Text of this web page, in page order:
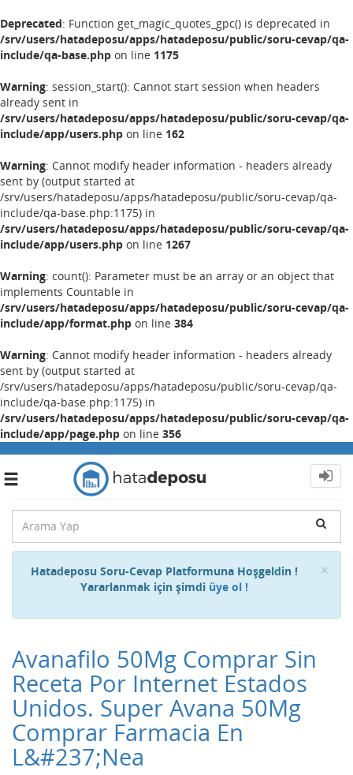
Deprecated: Function get_magic_quotes_gpc() is deprecated in
/srv/users/hatadeposu/apps/hatadeposu/public/soru-cevap/qa-
include/qa-base.php on line 1175
Warning: session_start(): Cannot start session when headers
already sent in
/srv/users/hatadeposu/apps/hatadeposu/public/soru-cevap/qa-
include/app/users.php on line 162
Warning: Cannot modify header information - headers already
sent by (output started at
/srv/users/hatadeposu/apps/hatadeposu/public/soru-cevap/qa-
include/qa-base.php:1175) in
/srv/users/hatadeposu/apps/hatadeposu/public/soru-cevap/qa-
include/app/users.php on line 1267
Warning: count(): Parameter must be an array or an object that
implements Countable in
/srv/users/hatadeposu/apps/hatadeposu/public/soru-cevap/qa-
include/app/format.php on line 384
Warning: Cannot modify header information - headers already
sent by (output started at
/srv/users/hatadeposu/apps/hatadeposu/public/soru-cevap/qa-
include/qa-base.php:1175) in
/srv/users/hatadeposu/apps/hatadeposu/public/soru-cevap/qa-
include/app/page.php on line 356
Toggle
×
Hatadeposu Soru-Cevap Platformuna Hoşgeldin !
Yararlanmak için şimdi üye ol !
Avanafilo 50Mg Comprar Sin
Receta Por Internet Estados
Unidos. Super Avana 50Mg
Comprar Farmacia En
L&#237;Nea